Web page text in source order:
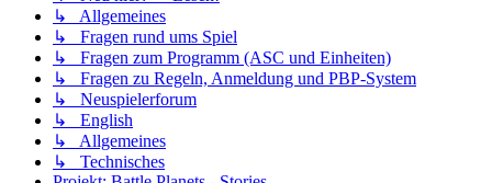
↳ Allgemeines
↳ Fragen rund ums Spiel
↳ Fragen zum Programm (ASC und Einheiten)
↳ Fragen zu Regeln, Anmeldung und PBP-System
↳ Neuspielerforum
↳ English
↳ Allgemeines
↳ Technisches